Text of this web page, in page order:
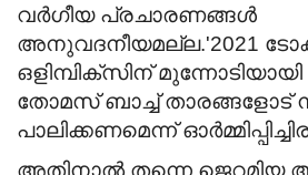
വര്‍ഗീയ പ്രചാരണങ്ങള്‍
അനുവദനീയമല്ല.'2021
ഒളിമ്പിക്സിന്
തോമസ് ബാച്ച് താരങ്ങളോട്
പാലിക്കണമെന്ന്